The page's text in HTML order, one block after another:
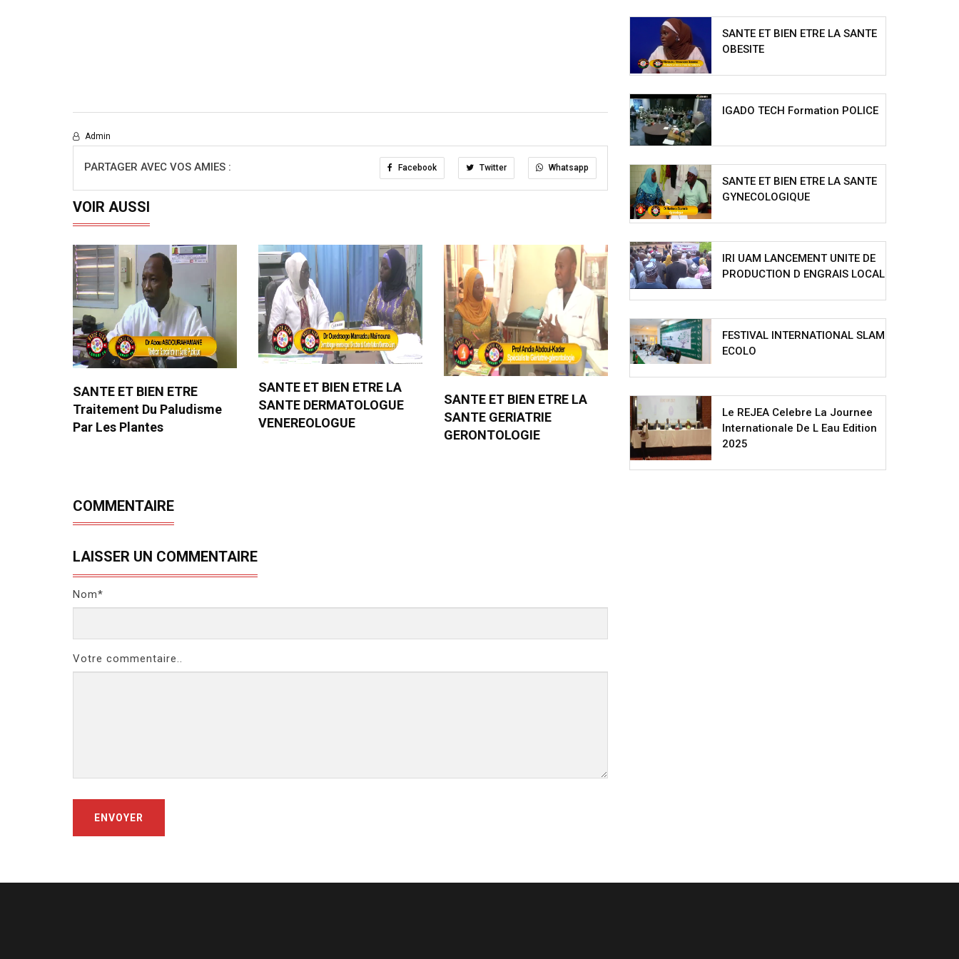
Admin
PARTAGER AVEC VOS AMIES : Facebook Twitter Whatsapp
VOIR AUSSI
SANTE ET BIEN ETRE
Traitement Du Paludisme
Par Les Plantes
SANTE ET BIEN ETRE LA
SANTE DERMATOLOGUE
VENEREOLOGUE
SANTE ET BIEN ETRE LA
SANTE GERIATRIE
GERONTOLOGIE
COMMENTAIRE
LAISSER UN COMMENTAIRE
Nom*
Votre commentaire..
ENVOYER
SANTE ET BIEN ETRE LA SANTE
OBESITE
IGADO TECH Formation POLICE
SANTE ET BIEN ETRE LA SANTE
GYNECOLOGIQUE
IRI UAM LANCEMENT UNITE DE
PRODUCTION D ENGRAIS LOCAL
FESTIVAL INTERNATIONAL SLAM
ECOLO
Le REJEA Celebre La Journee
Internationale De L Eau Edition
2025